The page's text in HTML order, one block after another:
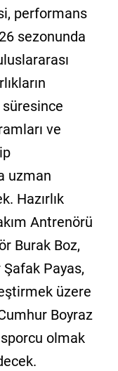
performans
sezonunda
süresince
ve
uzman
Hazırlık
Antrenörü
Burak Boz,
Payas,
üzere
Boyraz
olmak